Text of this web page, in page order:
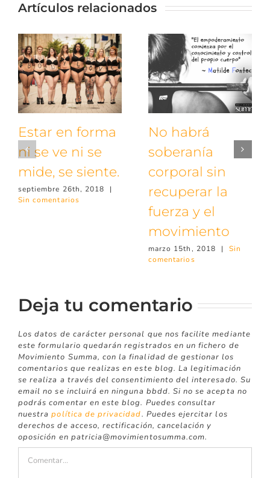
Artículos relacionados
Estar en forma
ni se ve ni se
mide, se siente.
septiembre 26th, 2018
|
Sin comentarios
No habrá
soberanía
corporal sin
recuperar la
fuerza y el
movimiento
marzo 15th, 2018 |
Sin
comentarios
Deja tu comentario
Los datos de carácter personal que nos facilite mediante
este formulario quedarán registrados en un fichero de
Movimiento Summa, con la finalidad de gestionar los
comentarios que realizas en este blog. La legitimación
se realiza a través del consentimiento del interesado. Su
email no se incluirá en ninguna bbdd. Si no se acepta no
podrás comentar en este blog. Puedes consultar
nuestrapolítica de privacidad. Puedes ejercitar los
derechos de acceso, rectificación, cancelación y
oposición en patricia@movimientosumma.com.
Comentar